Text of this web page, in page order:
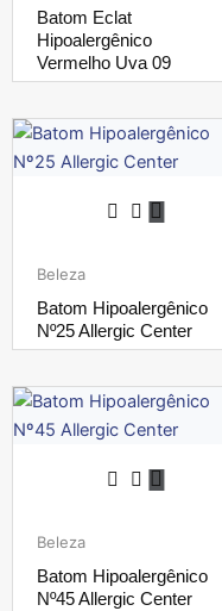
Batom Eclat
Hipoalergênico
Vermelho Uva 09
Beleza
Batom Hipoalergênico
Nº25 Allergic Center
Beleza
Batom Hipoalergênico
Nº45 Allergic Center